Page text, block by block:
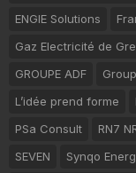
ENGIE Solutions
Gaz Electricité de
GROUPE ADF
L’idée prend forme
PSa Consult
RN7
SEVEN
Synqo